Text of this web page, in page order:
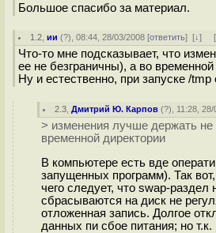
Большое спасибо за материал.
1.2 ,ии (?), 08:44, 28/03/2008 [ответить][↓] [
Что-то мне подсказывает, что
ее не безграничны), а во
Ну и естественно, при запуске /
2.3 ,Дмитрий Ю. Карпов (?), 11:28, 28/
> изменения лучше держать не
временной директории
В компьютере есть вде
запущенных программ). Так
чего следует, что swap-
сбрасываются на диск не
отложенная запись. Долгое
данных пи сбое питания; но